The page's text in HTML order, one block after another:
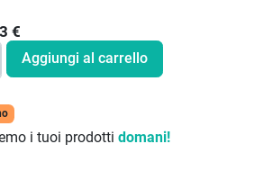
€
Aggiungi al carrello
i tuoi prodotti domani!